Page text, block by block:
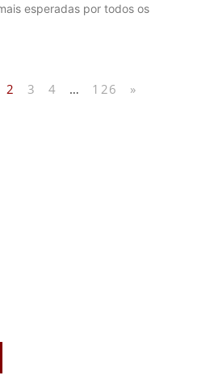
esperadas por todos os
2 3 4 … 126 »